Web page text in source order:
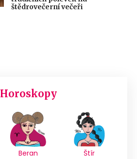
štědrovečerní večeři
Horoskopy
Beran Štír